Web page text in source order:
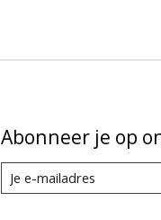
Abonneer je op